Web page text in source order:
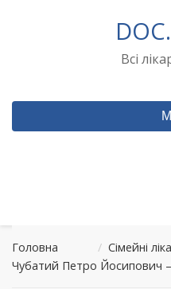
Всі
Головна / Сімейні
Чубатий Петро Йосипович